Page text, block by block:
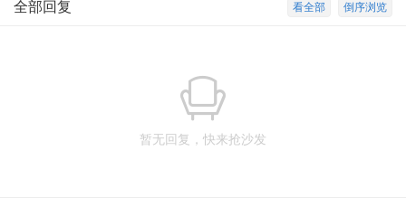
倒序浏览
看全部
全部回复
暂无回复，快来抢沙发